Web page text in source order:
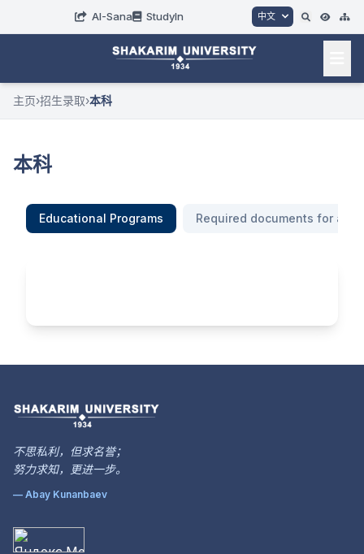
AI-Sana StudyIn 中文
主页›招生录取›本科
本科
Educational Programs Required documents for
不思私利，但求名誉；
努力求知，更进一步。
— Abay Kunanbaev